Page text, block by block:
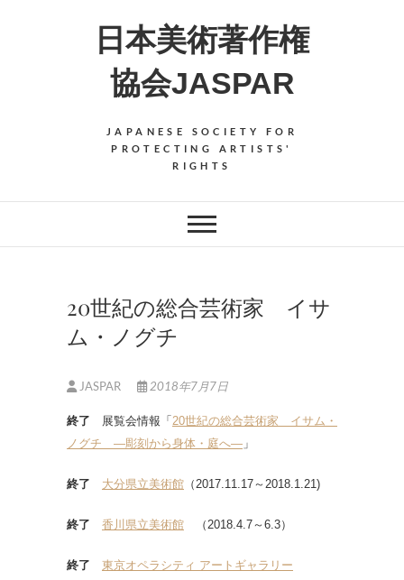
日本美術著作権
協会JASPAR
JAPANESE SOCIETY FOR
PROTECTING ARTISTS'
RIGHTS
20世紀の総合芸術家 イサ
ム・ノグチ
JASPAR 2018年7月7日
終了 展覧会情報「 20世紀の総合芸術家 イサム・
ノグチ ―彫刻から身体・庭へ― 」
終了 大分県立美術館 （2017.11.17～2018.1.21)
終了 香川県立美術館 （2018.4.7～6.3）
終了
東京オペラシティ アートギャラリー